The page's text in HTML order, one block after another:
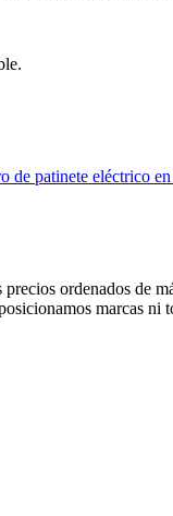
de patinete eléctrico
ordenados de
marcas